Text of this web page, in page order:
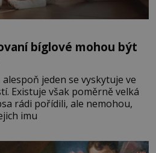
bíglové mohou být
jeden se vyskytuje ve
Existuje však poměrně velká
rádi pořídili, ale nemohou,
imu